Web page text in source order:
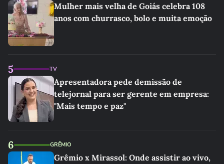
Mulher mais velha de Goiás celebra 108
anos com churrasco, bolo e muita emoção
5 TV
Apresentadora pede demissão de
telejornal para ser gerente em empresa:
"Mais tempo e paz"
6 GRÊMIO
Grêmio x Mirassol: Onde assistir ao vivo,